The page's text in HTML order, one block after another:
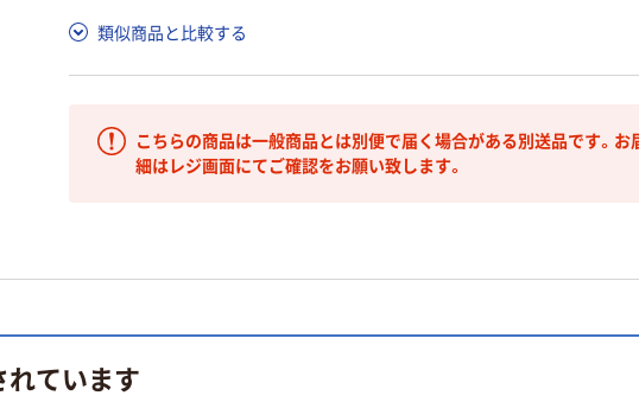
類似商品と比較する
こちらの商品は一般商品とは別便で届く場合がある別送品です。お
細はレジ画面にてご確認をお願い致します。
ています